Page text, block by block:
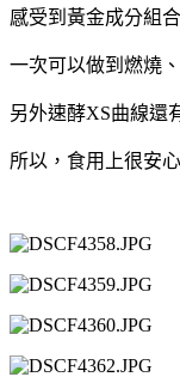
感受到黃金成分組合
一次可以做到燃燒
另外速酵XS曲線還
所以，食用上很安